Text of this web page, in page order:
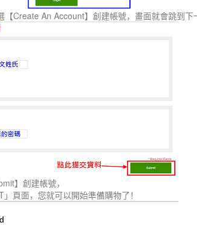
Create An Account】創建帳號，畫面就會跳到下
】創建帳號，
頁面，您就可以開始準備購物了！